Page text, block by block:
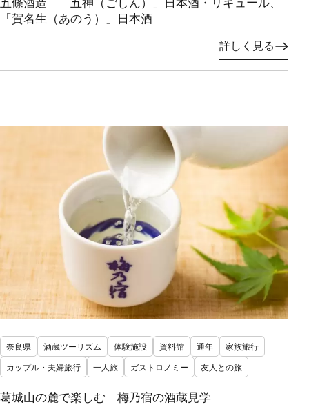
「賀名生（あのう）」日本酒
詳しく見る
奈良県 酒蔵ツーリズム 体験施設 資料館 通年
家族旅行
カップル・夫婦旅行
一人旅 ガストロノミー 友人との旅
葛城山の麓で楽しむ 梅乃宿の酒蔵見学